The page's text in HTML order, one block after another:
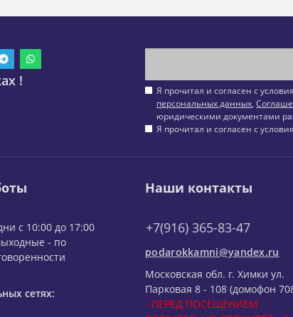
!
Я прочитал и согласен с
персональных данных,
юридическими документами
Я прочитал и согласен с
с 10:00 до 17:00
- по
сетях:
Наши контакты
+7(916) 365-83-47
podarokkamni@yandex.ru
Московская обл. г. Химки ул.
Парковая 8 - 108 (домофон
- ПЕРЕД ПОСЕЩЕНИЕМ